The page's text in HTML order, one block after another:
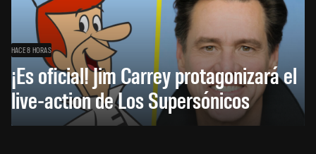
HACE 8 HORAS
¡Es oficial! Jim Carrey protagonizará el
live-action de Los Supersónicos